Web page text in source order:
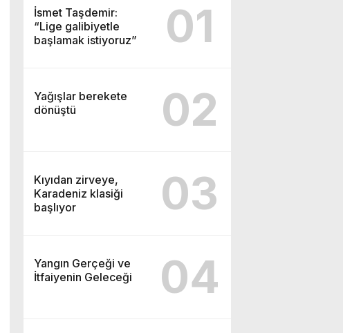
İsmet Taşdemir:
“Lige galibiyetle
başlamak istiyoruz”
01
Yağışlar berekete
dönüştü
02
Kıyıdan zirveye,
Karadeniz klasiği
başlıyor
03
Yangın Gerçeği ve
İtfaiyenin Geleceği
04